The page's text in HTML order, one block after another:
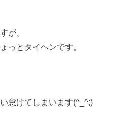
が、
っとタイヘンです。
怠けてしまいます(^_^;)